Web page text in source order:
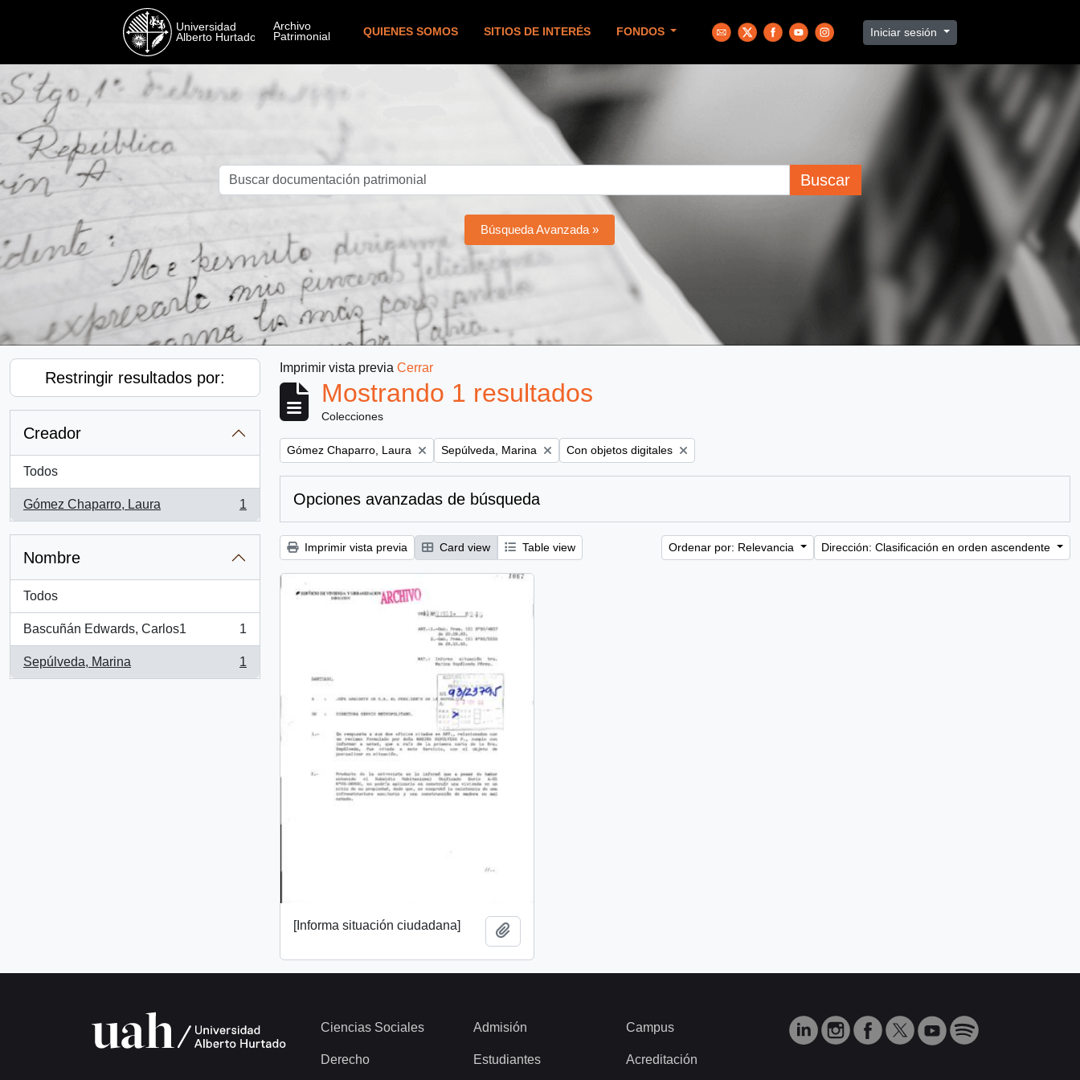
QUIENES SOMOS SITIOS DE INTERÉS FONDOS Iniciar sesión
Buscar
Búsqueda Avanzada »
Restringir resultados por:
Creador
Todos
Gómez Chaparro, Laura
, 1 resultados
1
Nombre
Todos
Bascuñán Edwards, Carlos1
, 1 resultados
1
Sepúlveda, Marina
, 1 resultados
1
Imprimir vista previa Cerrar
Mostrando 1 resultados
Colecciones
Remove filter:
Gómez Chaparro, Laura Remove filter:
Sepúlveda, Marina Remove filter:
Con objetos digitales
Opciones avanzadas de búsqueda
Imprimir vista previa Card view Table view Ordenar por: Relevancia Dirección: Clasificación en orden ascendente
[Informa situación ciudadana]
Ciencias Sociales
Derecho
Admisión
Estudiantes
Campus
Acreditación